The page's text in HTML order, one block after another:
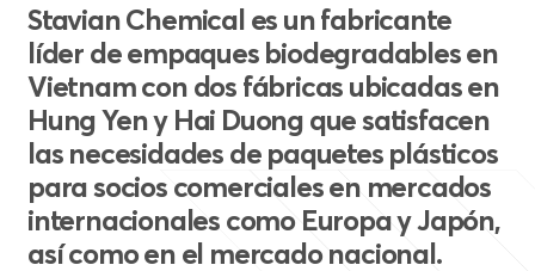
Stavian Chemical es un fabricante
líder de empaques biodegradables en
Vietnam con dos fábricas ubicadas en
Hung Yen y Hai Duong que satisfacen
las necesidades de paquetes plásticos
para socios comerciales en mercados
internacionales como Europa y Japón,
así como en el mercado nacional.